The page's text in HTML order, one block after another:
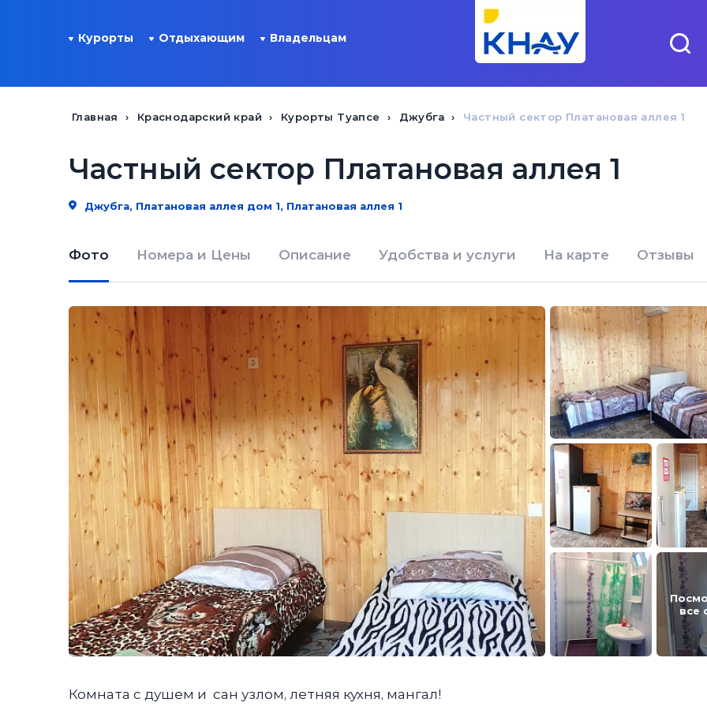
Курорты Отдыхающим Владельцам
Главная Краснодарский край Курорты Туапсе Джубга Частный сектор Платановая аллея 1
Частный сектор Платановая аллея 1
Джубга, Платановая аллея дом 1, Платановая аллея 1
Фото Номера и Цены Описание Удобства и услуги На карте Отзывы
все
Комната с душем и сан узлом, летняя кухня, мангал!